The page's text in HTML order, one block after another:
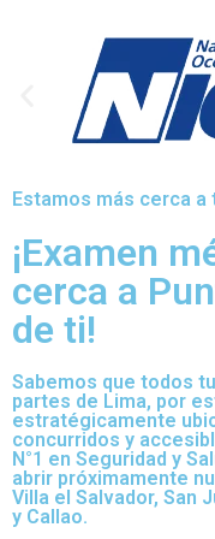
Estamos más cerca
¡Examen
cerca a
de ti!
Sabemos que todos
partes de Lima, por
estratégicamente
concurridos y
N°1 en Seguridad y
abrir próximamente
Villa el Salvador, San
y Callao.